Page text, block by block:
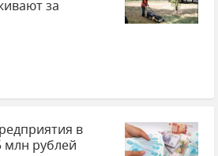
за
в
млн рублей